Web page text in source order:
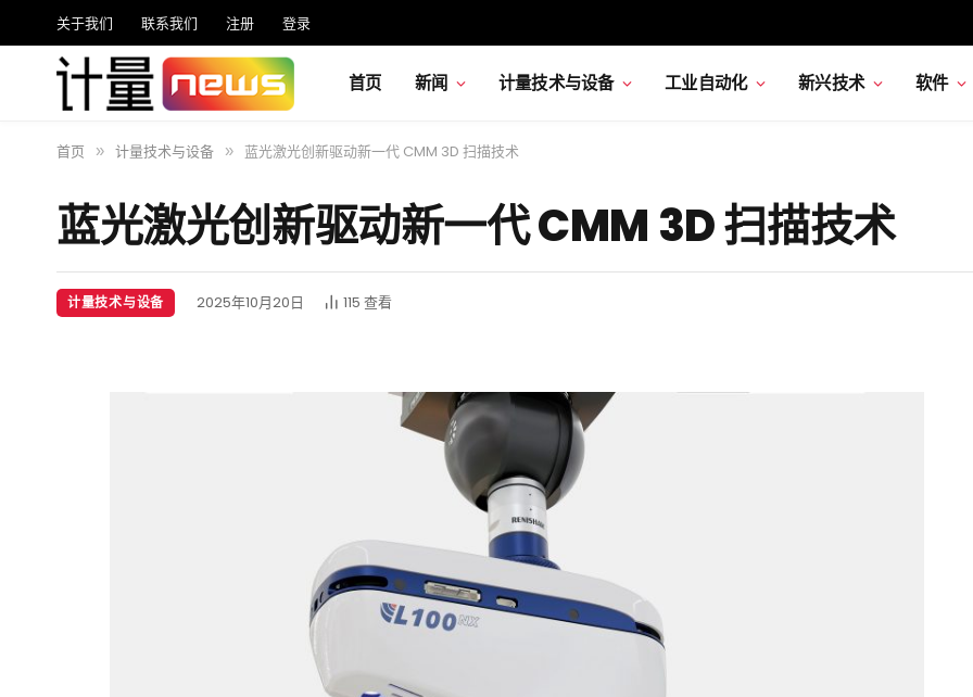
关于我们 联系我们 注册 登录
首页 新闻 计量技术与设备 工业自动化 新兴技术 软件
首页 » 计量技术与设备 » 蓝光激光创新驱动新一代 CMM 3D 扫描技术
蓝光激光创新驱动新一代 CMM 3D 扫描技术
计量技术与设备 2025年10月20日 115查看